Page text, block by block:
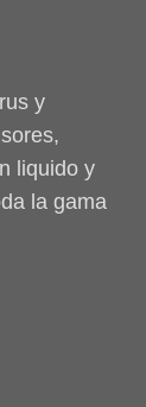
y
liquido y
la gama